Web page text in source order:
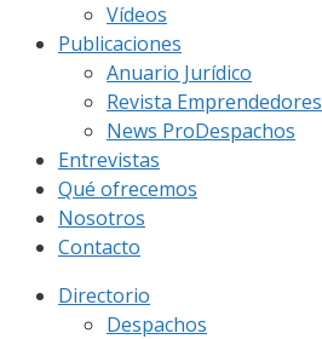
Vídeos
Publicaciones
Anuario Jurídico
Revista Emprendedores
News ProDespachos
Entrevistas
Qué ofrecemos
Nosotros
Contacto
Directorio
Despachos